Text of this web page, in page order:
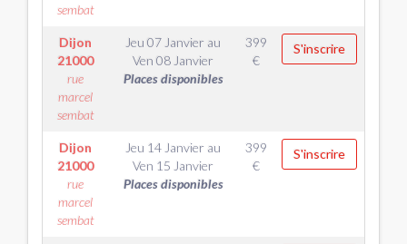
sembat
Dijon
21000
rue
marcel
sembat
Jeu 07 Janvier au
Ven 08 Janvier
Places disponibles
399
€
S'inscrire
Dijon
21000
rue
marcel
sembat
Jeu 14 Janvier au
Ven 15 Janvier
Places disponibles
399
€
S'inscrire